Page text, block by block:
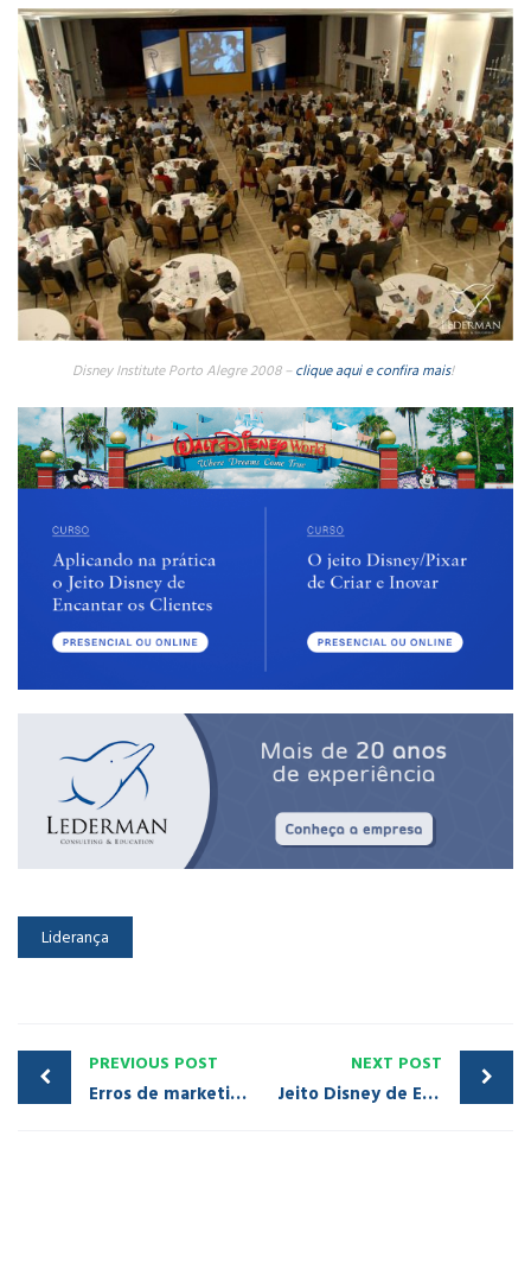
Disney Institute Porto Alegre 2008 –clique aqui e confira mais!
Liderança
PREVIOUS POST
Erros de marketing digital em sites e como consertá-los
NEXT POST
Jeito Disney de Encantar os Clientes: experiência do cliente aplicada na prática